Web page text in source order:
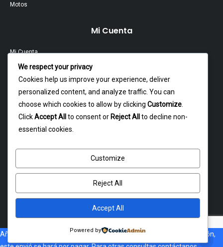
Añade al carrito, Si no esta disponible el costo de envió a tu dirección,
Motos
Mi Cuenta
Mi Cuenta
Garantía Y Devoluciones
Política Y Privacidad
Dagoberto godoy 16, cerrillos
atencion@rxmotochile.cl
+56934993058
Copyright © 2026. RXMOTO. Todos los derechos reservados
We respect your privacy
Cookies help us improve your experience, deliver
personalized content, and analyze traffic. You can
choose which cookies to allow by clicking Customize
ClickAccept All to consent or Reject All to decline non-
essential cookies.
Customize
Reject All
Accept All
Powered by